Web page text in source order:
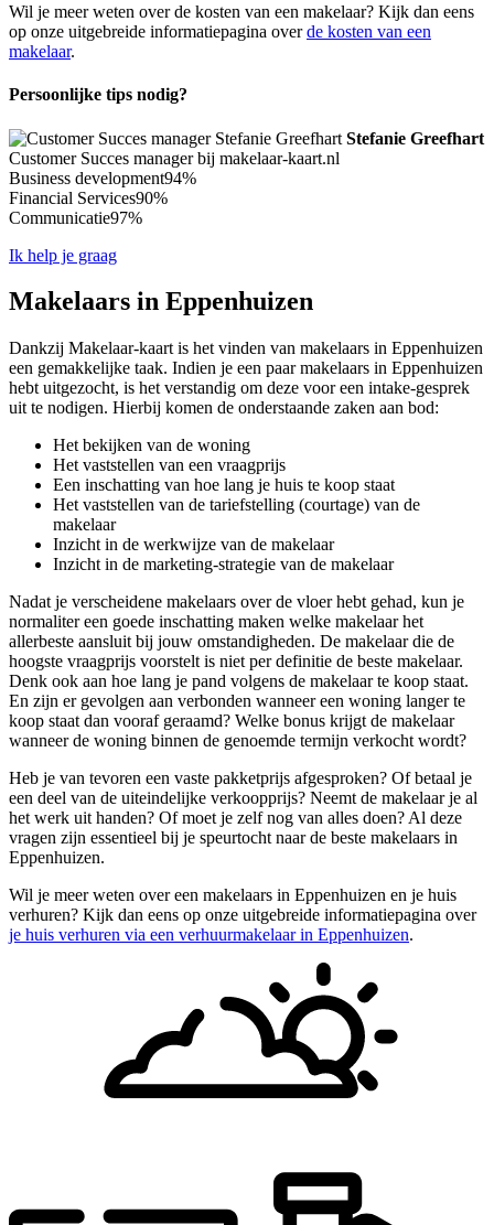
Wil je meer weten over de kosten van een makelaar? Kijk dan eens
op onze uitgebreide informatiepagina overde kosten van een
makelaar.
Persoonlijke tips nodig?
Stefanie Greefhart
Customer Succes manager bij makelaar-kaart.nl
Business development94%
Financial Services90%
Communicatie97%
Ik help je graag
Makelaars in Eppenhuizen
Dankzij Makelaar-kaart is het vinden van makelaars in Eppenhuizen
een gemakkelijke taak. Indien je een paar makelaars in Eppenhuizen
hebt uitgezocht, is het verstandig om deze voor een intake-gesprek
uit te nodigen. Hierbij komen de onderstaande zaken aan bod:
Het bekijken van de woning
Het vaststellen van een vraagprijs
Een inschatting van hoe lang je huis te koop staat
Het vaststellen van de tariefstelling (courtage) van de
makelaar
Inzicht in de werkwijze van de makelaar
Inzicht in de marketing-strategie van de makelaar
Nadat je verscheidene makelaars over de vloer hebt gehad, kun je
normaliter een goede inschatting maken welke makelaar het
allerbeste aansluit bij jouw omstandigheden. De makelaar die de
hoogste vraagprijs voorstelt is niet per definitie de beste makelaar.
Denk ook aan hoe lang je pand volgens de makelaar te koop staat.
En zijn er gevolgen aan verbonden wanneer een woning langer te
koop staat dan vooraf geraamd? Welke bonus krijgt de makelaar
wanneer de woning binnen de genoemde termijn verkocht wordt?
Heb je van tevoren een vaste pakketprijs afgesproken? Of betaal je
een deel van de uiteindelijke verkoopprijs? Neemt de makelaar je al
het werk uit handen? Of moet je zelf nog van alles doen? Al deze
vragen zijn essentieel bij je speurtocht naar de beste makelaars in
Eppenhuizen.
Wil je meer weten over een makelaars in Eppenhuizen en je huis
verhuren? Kijk dan eens op onze uitgebreide informatiepagina over
je huis verhuren via een verhuurmakelaar in Eppenhuizen.